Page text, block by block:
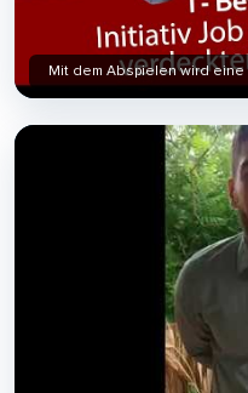
Mit dem Abspielen wird